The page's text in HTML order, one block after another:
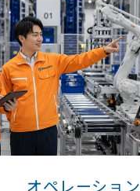
オペレーション